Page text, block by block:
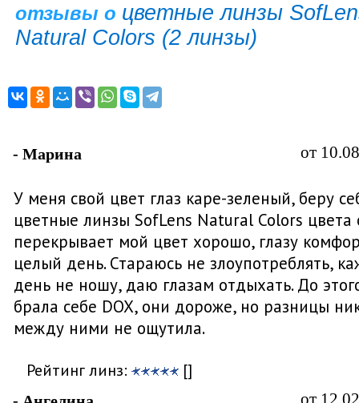
отзывы о цветные линзы
Natural Colors (2 линзы)
- Марина от
У меня свой цвет глаз каре-зеленый, беру
цветные линзы SofLens Natural Colors цвета
перекрывает мой цвет хорошо, глазу
целый день. Стараюсь не злоупотреблять,
день не ношу, даю глазам отдыхать. До
брала себе DOX, они дороже, но разницы
между ними не ощутила.
Рейтинг линз: []
от